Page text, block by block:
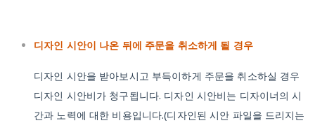
디자인 시안이 나온 뒤에 주문을 취소하게 될 경우
디자인 시안을 받아보시고 부득이하게 주문을 취소하실 경우
디자인 시안비가 청구됩니다. 디자인 시안비는 디자이너의 시
간과 노력에 대한 비용입니다.(디자인된 시안 파일을 드리지는